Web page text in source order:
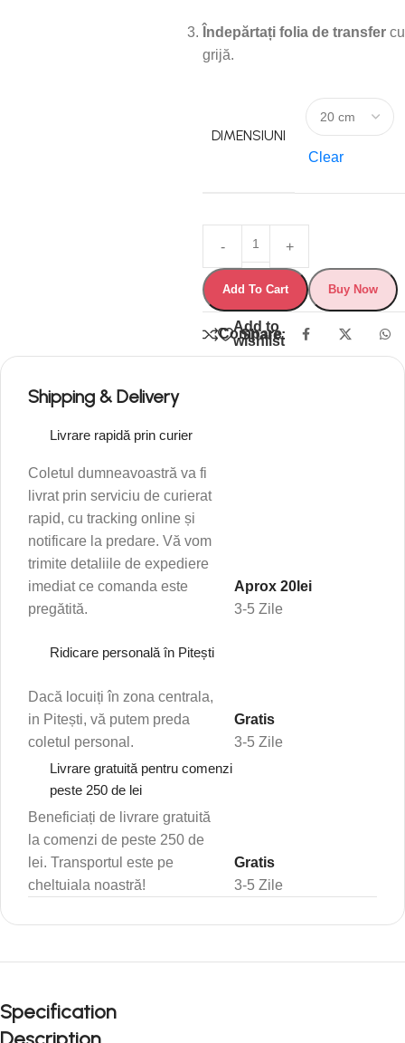
Îndepărtați folia de transfer cu
grijă.
DIMENSIUNI
Clear
Add To Cart Buy Now
Compare
Add to
wishlist
Share:
Shipping & Delivery
Livrare rapidă prin curier
Coletul dumneavoastră va fi
livrat prin serviciu de curierat
rapid, cu tracking online și
notificare la predare. Vă vom
trimite detaliile de expediere
imediat ce comanda este
pregătită.
3-5 Zile
Aprox 20lei
Ridicare personală în Pitești
Dacă locuiți în zona centrala,
in Pitești, vă putem preda
coletul personal.
3-5 Zile
Gratis
Livrare gratuită pentru comenzi
peste 250 de lei
Beneficiați de livrare gratuită
la comenzi de peste 250 de
lei. Transportul este pe
cheltuiala noastră!
3-5 Zile
Gratis
Specification